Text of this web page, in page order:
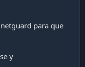
para que
y